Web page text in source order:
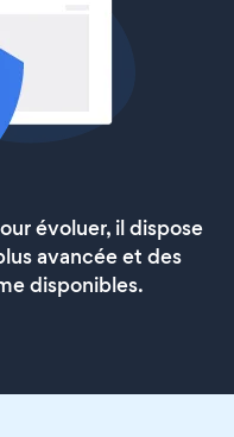
évoluer, il dispose
avancée et des
disponibles.